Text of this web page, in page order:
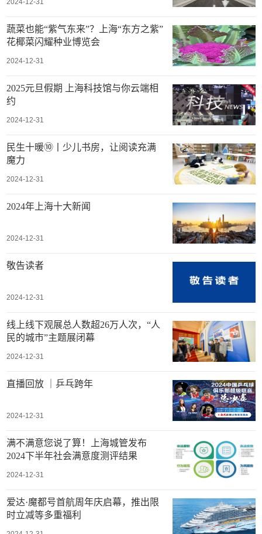
2024-12-31
蔬菜也能“紫气东来”？上海“东方之紫”
花椰菜闪耀种业博览会
2024-12-31
2025元旦假期 上海科技馆与你云端相
约
2024-12-31
民生十暖⑩丨少儿书房，让阅读充满
魔力
2024-12-31
2024年上海十大新闻
2024-12-31
敬告读者
2024-12-31
线上线下观展总人数超26万人次，“人
民的城市”主题展闭幕
2024-12-31
直播回放 ｜乒乓跨年
2024-12-31
满不满意您说了算！上海城管发布
2024下半年社会满意度测评结果
2024-12-31
爱达·魔都号首航周年庆启幕，推出限
时立减等多重福利